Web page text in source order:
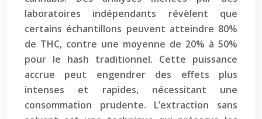
laboratoires indépendants révèlent que
certains échantillons peuvent atteindre 80%
de THC, contre une moyenne de 20% à 50%
pour le hash traditionnel. Cette puissance
accrue peut engendrer des effets plus
intenses et rapides, nécessitant une
consommation prudente. L’extraction sans